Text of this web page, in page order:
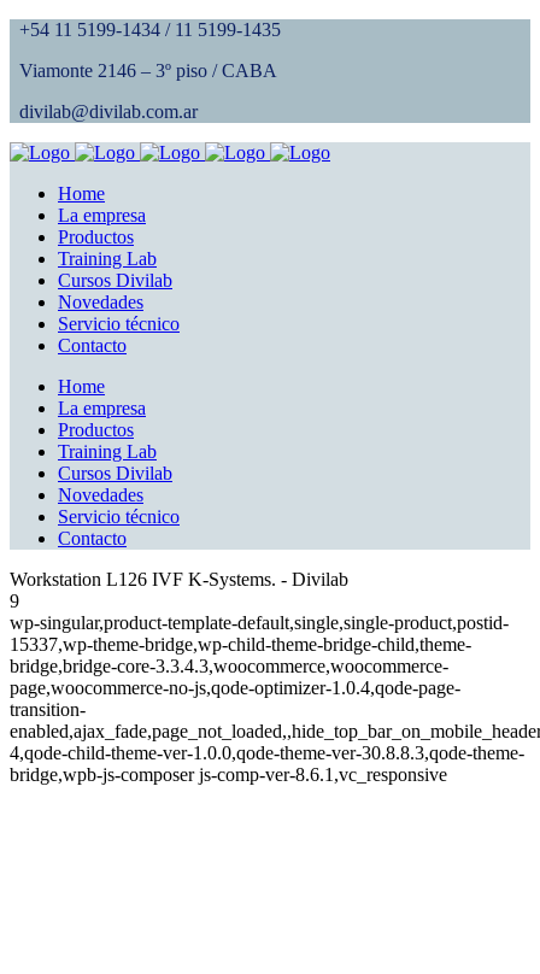
+54 11 5199-1434 / 11 5199-1435
Viamonte 2146 – 3º piso / CABA
divilab@divilab.com.ar
Home
La empresa
Productos
Training Lab
Cursos Divilab
Novedades
Servicio técnico
Contacto
Home
La empresa
Productos
Training Lab
Cursos Divilab
Novedades
Servicio técnico
Contacto
Workstation L126 IVF K-Systems. - Divilab
9
wp-singular,product-template-default,single,single-product,postid-
15337,wp-theme-bridge,wp-child-theme-bridge-child,theme-
bridge,bridge-core-3.3.4.3,woocommerce,woocommerce-
page,woocommerce-no-js,qode-optimizer-1.0.4,qode-page-
transition-
4,qode-child-theme-ver-1.0.0,qode-theme-ver-30.8.8.3,qode-theme-
bridge,wpb-js-composer js-comp-ver-8.6.1,vc_responsive